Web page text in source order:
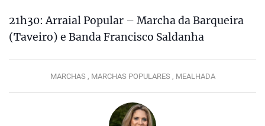
21h30: Arraial Popular – Marcha da Barqueira
(Taveiro) e Banda Francisco Saldanha
MARCHAS , MARCHAS POPULARES , MEALHADA